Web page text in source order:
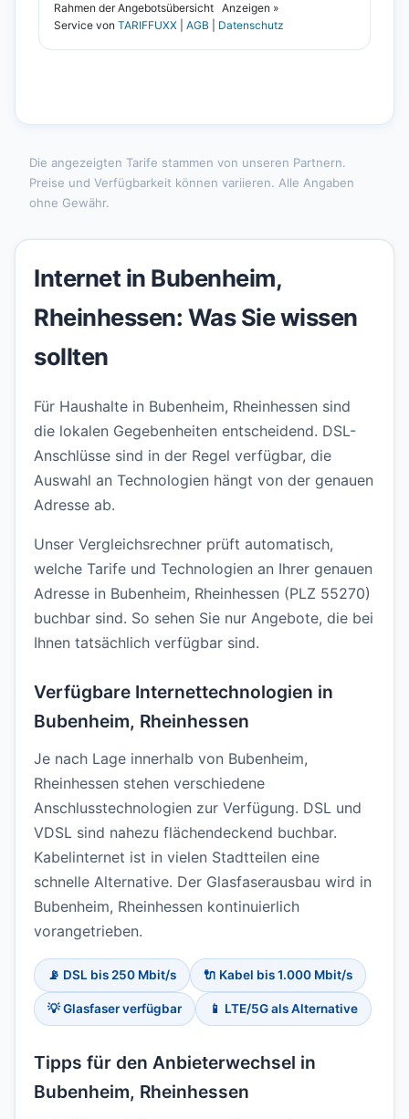
Die angezeigten Tarife stammen von unseren Partnern.
Preise und Verfügbarkeit können variieren. Alle Angaben
ohne Gewähr.
Internet in Bubenheim,
Rheinhessen: Was Sie wissen
sollten
Für Haushalte in Bubenheim, Rheinhessen sind
die lokalen Gegebenheiten entscheidend. DSL-
Anschlüsse sind in der Regel verfügbar, die
Auswahl an Technologien hängt von der genauen
Adresse ab.
Unser Vergleichsrechner prüft automatisch,
welche Tarife und Technologien an Ihrer genauen
Adresse in Bubenheim, Rheinhessen (PLZ 55270)
buchbar sind. So sehen Sie nur Angebote, die bei
Ihnen tatsächlich verfügbar sind.
Verfügbare Internettechnologien in
Bubenheim, Rheinhessen
Je nach Lage innerhalb von Bubenheim,
Rheinhessen stehen verschiedene
Anschlusstechnologien zur Verfügung. DSL und
VDSL sind nahezu flächendeckend buchbar.
Kabelinternet ist in vielen Stadtteilen eine
schnelle Alternative. Der Glasfaserausbau wird in
Bubenheim, Rheinhessen kontinuierlich
vorangetrieben.
📡 DSL bis 250 Mbit/s 🔌 Kabel bis 1.000 Mbit/s
💡 Glasfaser verfügbar 📱 LTE/5G als Alternative
Tipps für den Anbieterwechsel in
Bubenheim, Rheinhessen